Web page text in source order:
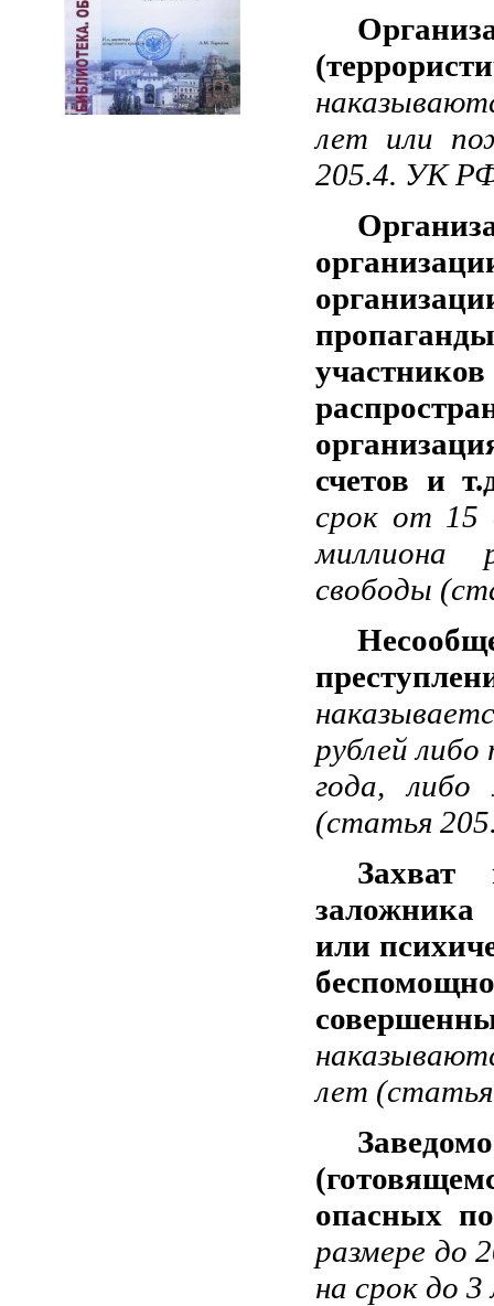
лет или
205.4. УК
счетов и
срок от 15
миллиона
свободы
рублей
года,
(статья
заложника
или
лет
опасных
размере до
на срок до